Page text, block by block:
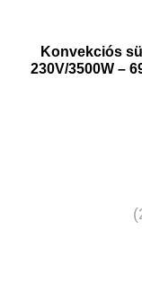
Konvekciós
230V/3500W –
(